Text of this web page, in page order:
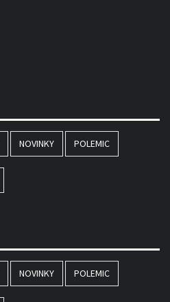
NOVINKY POLEMIC
NOVINKY POLEMIC